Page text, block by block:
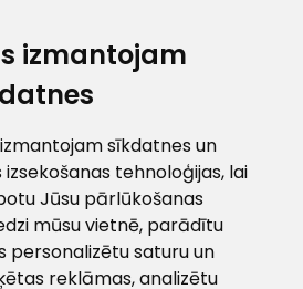
izmantojam
sīkdatnes un
tehnoloģijas, lai
Jūsu pārlūkošanas
mūsu vietnē, parādītu
personalizētu saturu un
reklāmas, analizētu
Saldus nov., LV - 3801
8:00 - 17:00
Klientu
atbalsts